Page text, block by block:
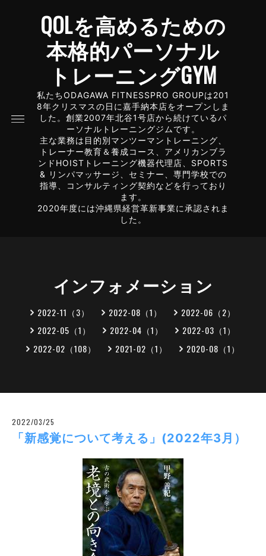
QOLを高めるための
本格的パーソナル
トレーニングGYM
私たちODAGAWA FITNESSPRO GROUPは201
8年クリスマスの日に嘉手納本店をオープンしま
した。創業2007年北谷1号店から続けているパ
ーソナルトレーニングジムです。
主な業務は目的別マンツーマントレーニング、
トレーナー教育＆養成コース、アメリカンブラ
ンドHOISTトレーニング機器代理店、SPORTS
& リンパマッサージ、セミナー、専門学校での
指導、コンサルティング契約などを行っており
ます。
2020年度には沖縄県経営革新事業に承認されま
した。
インフォメーション
2022-11（3） 2022-08（1）
2022-06（2）
2022-05（1）
2022-04（1）
2022-03（1）
2022-02（108）
2021-02（1） 2020-08（1）
2022/03/25
「新感覚について考える」(2022年3月）